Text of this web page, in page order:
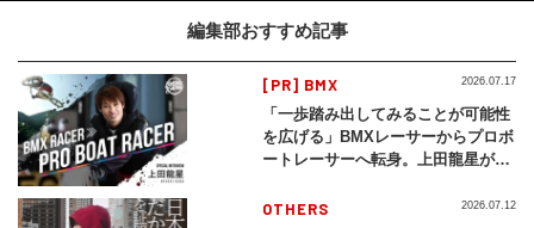
編集部おすすめ記事
[PR] BMX
「一歩踏み出してみることが可能性
を広げる」BMXレーサーからプロボ
ートレーサーへ転身。上田龍星が体
2026.07.17
OTHERS 2026.07.12